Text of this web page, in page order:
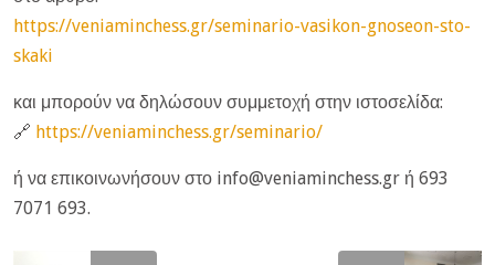
https://veniaminchess.gr/seminario-vasikon-gnoseon-sto-
skaki
και μπορούν να δηλώσουν συμμετοχή στην ιστοσελίδα:
🔗 https://veniaminchess.gr/seminario/
ή να επικοινωνήσουν στο info@veniaminchess.gr ή 693
7071 693.